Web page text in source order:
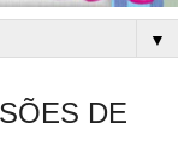
▼
DE